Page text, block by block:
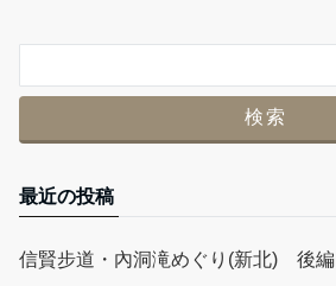
最近の投稿
信賢步道・內洞滝めぐり(新北) 後編